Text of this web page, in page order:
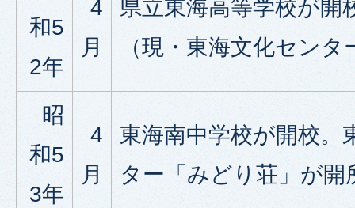
和5
2年
4
月
県立東海高等学校が開
（現・東海文化センタ
昭
和5
3年
4
月
東海南中学校が開校。
ター「みどり荘」が開